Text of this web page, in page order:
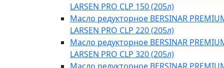
LARSEN PRO CLP 150 (205л)
Масло редукторное BERSINAR
LARSEN PRO CLP 220 (205л)
Масло редукторное BERSINAR
LARSEN PRO CLP 320 (205л)